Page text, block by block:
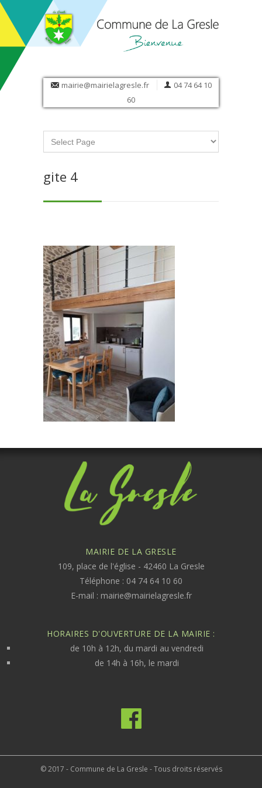
mairie@mairielagresle.fr
04 74 64 10
60
gite 4
MAIRIE DE LA GRESLE
109, place de l'église - 42460 La Gresle
Téléphone : 04 74 64 10 60
E-mail : mairie@mairielagresle.fr
HORAIRES D'OUVERTURE DE LA MAIRIE :
de 10h à 12h, du mardi au vendredi
de 14h à 16h, le mardi
© 2017 - Commune de La Gresle - Tous droits réservés